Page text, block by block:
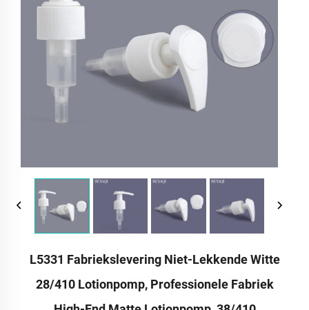
L5331 Fabriekslevering Niet-Lekkende Witte
28/410 Lotionpomp, Professionele Fabriek